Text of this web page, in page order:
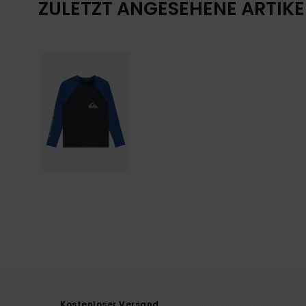
ZULETZT ANGESEHENE